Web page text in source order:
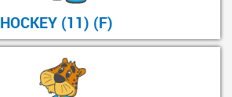
HOCKEY (11) (F)